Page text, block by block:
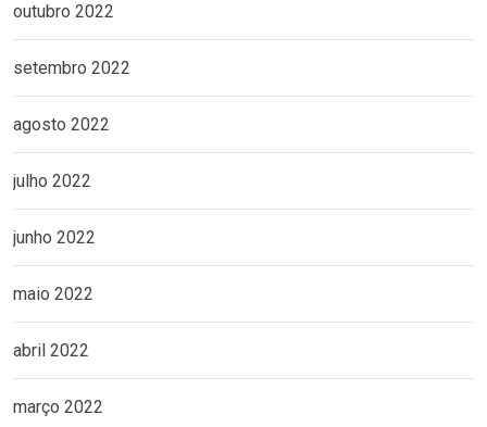
outubro 2022
setembro 2022
agosto 2022
julho 2022
junho 2022
maio 2022
abril 2022
março 2022